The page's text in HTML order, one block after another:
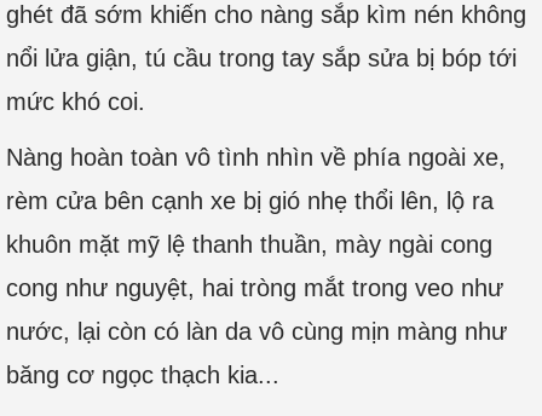
ghét đã sớm khiến cho nàng sắp kìm nén không
nổi lửa giận, tú cầu trong tay sắp sửa bị bóp tới
mức khó coi.
Nàng hoàn toàn vô tình nhìn về phía ngoài xe,
rèm cửa bên cạnh xe bị gió nhẹ thổi lên, lộ ra
khuôn mặt mỹ lệ thanh thuần, mày ngài cong
cong như nguyệt, hai tròng mắt trong veo như
nước, lại còn có làn da vô cùng mịn màng như
băng cơ ngọc thạch kia...